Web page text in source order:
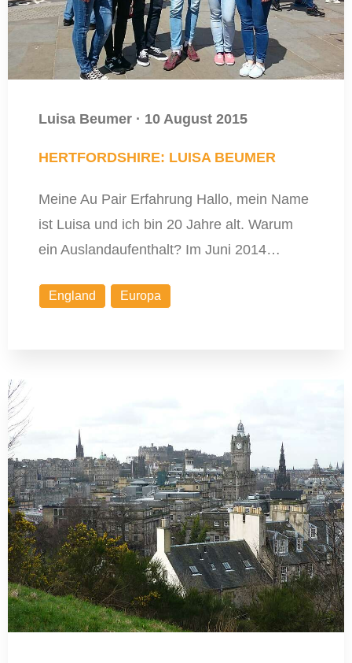
Luisa Beumer · 10 August 2015
HERTFORDSHIRE: LUISA BEUMER
Meine Au Pair Erfahrung Hallo, mein Name
ist Luisa und ich bin 20 Jahre alt. Warum
ein Auslandaufenthalt? Im Juni 2014…
England Europa